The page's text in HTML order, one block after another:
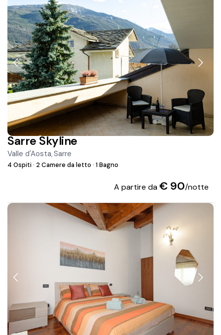
Sarre Skyline
Valle d'Aosta,Sarre
4 Ospiti· 2 Camere da letto· 1 Bagno
A partire da€ 90/notte